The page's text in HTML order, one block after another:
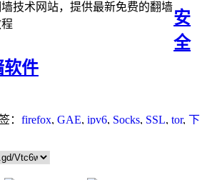
技术网站，提供最新免费的翻墙
安
全
软件
： firefox, GAE, ipv6, Socks, SSL, tor, 下
门,防火墙